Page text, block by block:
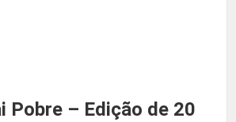
Pobre – Edição de 20